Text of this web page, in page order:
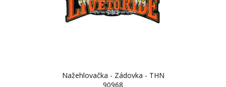
Nažehlovačka - Zádovka - THN
90968